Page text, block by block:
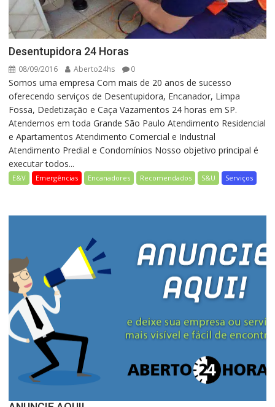
Desentupidora 24 Horas
08/09/2016 Aberto24hs 0
Somos uma empresa Com mais de 20 anos de sucesso
oferecendo serviços de Desentupidora, Encanador, Limpa
Fossa, Dedetização e Caça Vazamentos 24 horas em SP.
Atendemos em toda Grande São Paulo Atendimento Residencial
e Apartamentos Atendimento Comercial e Industrial
Atendimento Predial e Condomínios Nosso objetivo principal é
executar todos...
E&V Emergências Encanadores Recomendados S&U Serviços